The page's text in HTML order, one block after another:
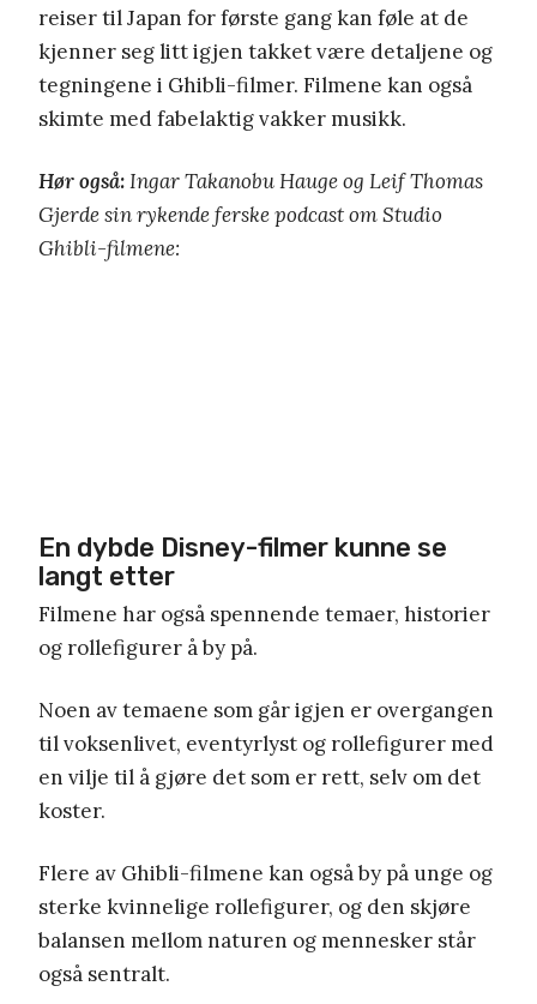
reiser til Japan for første gang kan føle at de
kjenner seg litt igjen takket være detaljene og
tegningene i Ghibli-filmer. Filmene kan også
skimte med fabelaktig vakker musikk.
Hør også:Ingar Takanobu Hauge og Leif Thomas
Gjerde sin rykende ferske podcast om Studio
Ghibli-filmene:
En dybde Disney-filmer kunne se
langt etter
Filmene har også spennende temaer, historier
og rollefigurer å by på.
Noen av temaene som går igjen er overgangen
til voksenlivet, eventyrlyst og rollefigurer med
en vilje til å gjøre det som er rett, selv om det
koster.
Flere av Ghibli-filmene kan også by på unge og
sterke kvinnelige rollefigurer, og den skjøre
balansen mellom naturen og mennesker står
også sentralt.